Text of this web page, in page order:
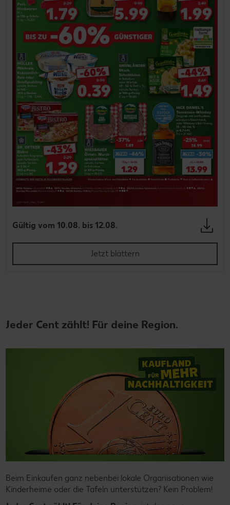
Gültig vom 10.08. bis 12.08.
Jetzt blättern
Jeder Cent zählt! Für deine Region.
Beim Einkaufen ganz nebenbei lokale Organisationen wie
Kinderheime oder die Tafeln unterstützen? Kein Problem!